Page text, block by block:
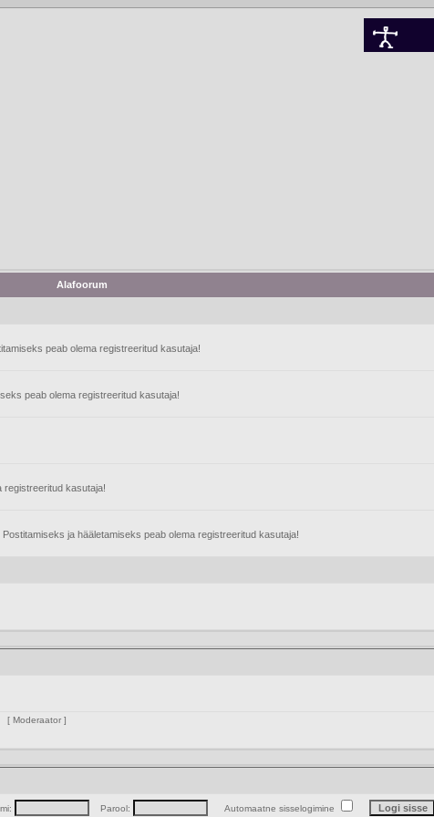
Alafoorum
peab olema registreeritud kasutaja!
peab olema registreeritud kasutaja!
registreeritud kasutaja!
ja hääletamiseks peab olema registreeritud kasutaja!
] [Moderaator
Parool: Automaatne sisselogimine